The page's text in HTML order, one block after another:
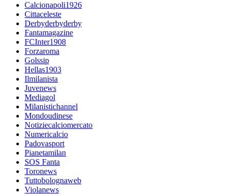
Calcionapoli1926
Cittaceleste
Derbyderbyderby
Fantamagazine
FCInter1908
Forzaroma
Golssip
Hellas1903
Ilmilanista
Juvenews
Mediagol
Milanistichannel
Mondoudinese
Notiziecalciomercato
Numericalcio
Padovasport
Pianetamilan
SOS Fanta
Toronews
Tuttobolognaweb
Violanews